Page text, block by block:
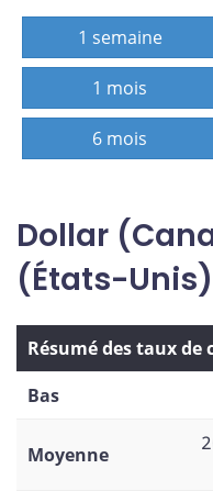
1 semaine
1 mois
6 mois
Dollar
(États-Unis)
Résumé des taux de
Bas
Moyenne